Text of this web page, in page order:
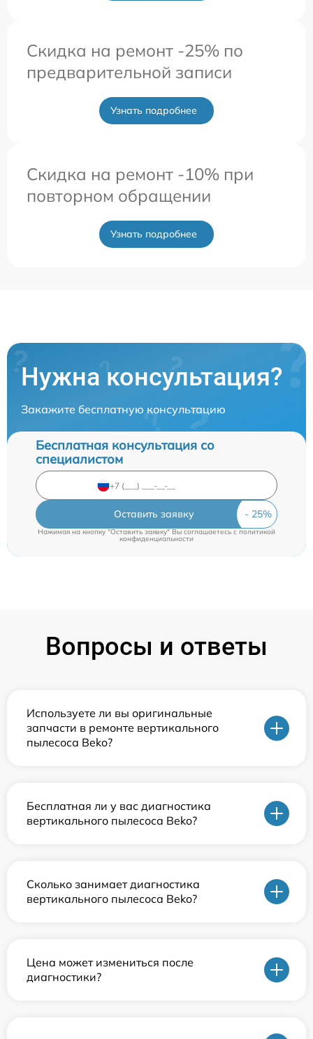
Скидка на ремонт -25% по
предварительной записи
Узнать подробнее
Скидка на ремонт -10% при
повторном обращении
Узнать подробнее
Нужна консультация?
Закажите бесплатную консультацию
Бесплатная консультация со
специалистом
Оставить заявку
Нажимая на кнопку "Оставить заявку" Вы соглашаетесь c политикой
конфиденциальности
Вопросы и ответы
Используете ли вы оригинальные
запчасти в ремонте вертикального
пылесоса Beko?
Бесплатная ли у вас диагностика
вертикального пылесоса Beko?
Сколько занимает диагностика
вертикального пылесоса Beko?
Цена может измениться после
диагностики?